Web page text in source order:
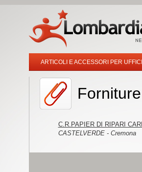
ARTICOLI E ACCESSORI PER
C.R.PAPIER DI RIPARI
CASTELVERDE - Cremona